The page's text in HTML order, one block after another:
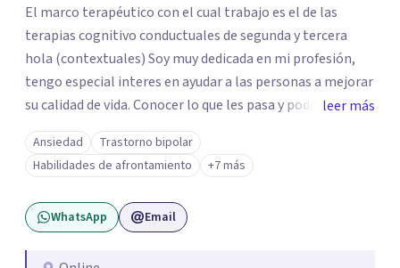
El marco terapéutico con el cual trabajo es el de las
terapias cognitivo conductuales de segunda y tercera
hola (contextuales) Soy muy dedicada en mi profesión,
tengo especial interes en ayudar a las personas a mejorar
su calidad de vida. Conocer lo que les pasa y poder trabajar
en ello brindando las herramientas necesarias. Hay
momentos en la vida por los cuales atravezamos por
estados de ansiedad, depresión o estrés, es alli donde no
encontramos o nos parece no tener recursos para
afrontarlos, pareciera que no hay salida. Dentro de esta
leer más
Ansiedad
Trastorno bipolar
Habilidades de afrontamiento
+7 más
WhatsApp Email